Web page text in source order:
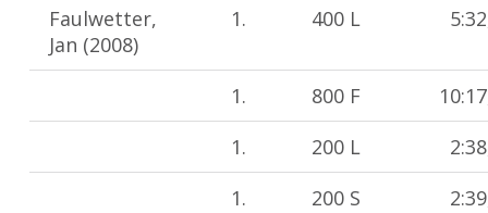
Faulwetter,
Jan (2008)
1. 400 L
1. 800 F
1.
200 L
1.
200 S